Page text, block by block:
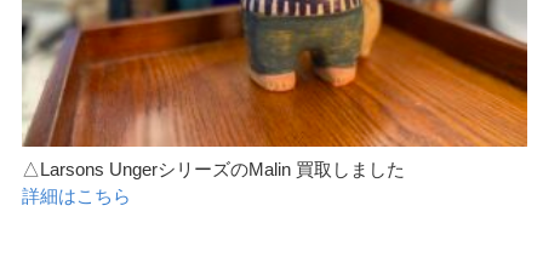
△Larsons UngerシリーズのMalin 買取しました
詳細はこちら